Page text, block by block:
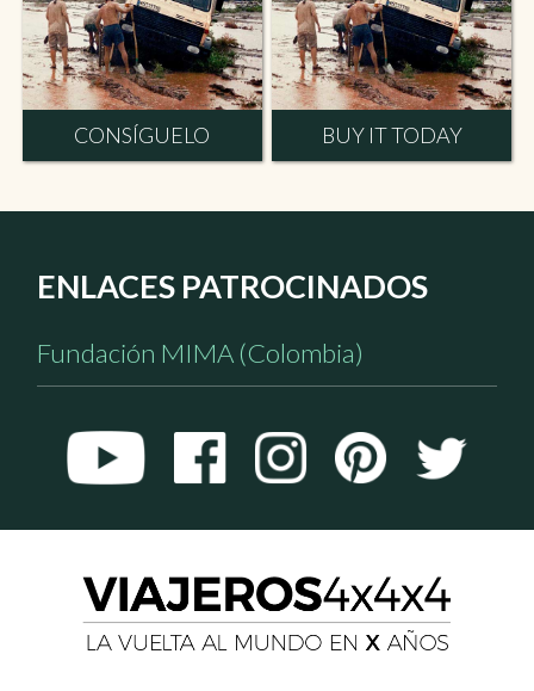
CONSÍGUELO BUY IT TODAY
ENLACES PATROCINADOS
Fundación MIMA (Colombia)